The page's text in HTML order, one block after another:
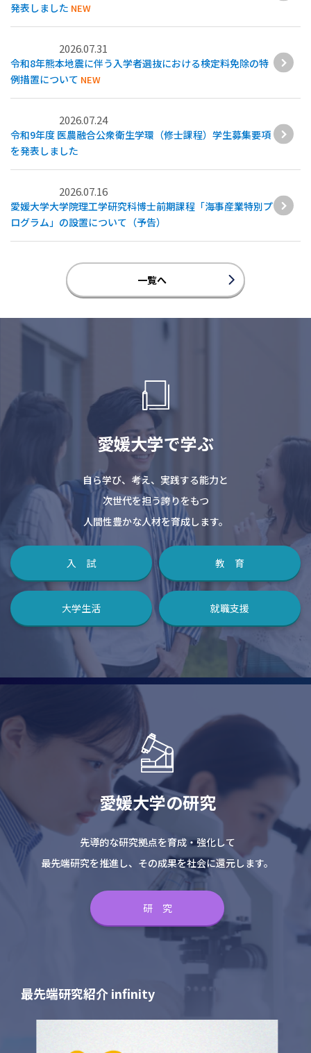
愛媛大学で学ぶ
自ら学び、考え、実践する能力と
次世代を担う誇りをもつ
人間性豊かな人材を育成します。
入 試 教 育
大学生活 就職支援
一覧へ
発表しました NEW
2026.07.31
令和8年熊本地震に伴う入学者選抜における検定料免除の特
例措置について NEW
2026.07.24
令和9年度 医農融合公衆衛生学環（修士課程）学生募集要項
を発表しました
2026.07.16
愛媛大学大学院理工学研究科博士前期課程「海事産業特別プ
ログラム」の設置について（予告）
愛媛大学の研究
先導的な研究拠点を育成・強化して
最先端研究を推進し、その成果を社会に還元します。
研 究
最先端研究紹介 infinity